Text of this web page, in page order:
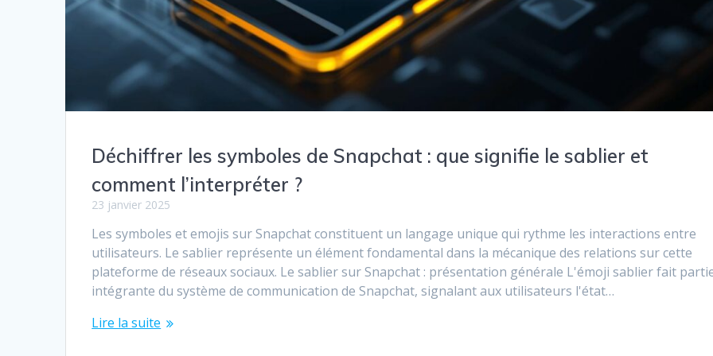
Déchiffrer les symboles de Snapchat : que signifie le sablier et
comment l’interpréter ?
23 janvier 2025
Les symboles et emojis sur Snapchat constituent un langage unique qui rythme les interactions entre
utilisateurs. Le sablier représente un élément fondamental dans la mécanique des relations sur cette
plateforme de réseaux sociaux. Le sablier sur Snapchat : présentation générale L'émoji sablier fait
intégrante du système de communication de Snapchat, signalant aux utilisateurs l'état…
Lire la suite